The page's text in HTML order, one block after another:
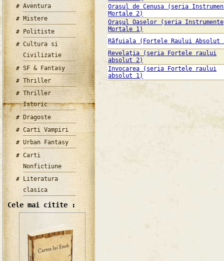
Aventura
Mistere
Politiste
Cultura si
Civilizatie
SF & Fantasy
Thriller
Thriller
Istoric
Dragoste
Carti Vampiri
Urban Fantasy
Carti
Nonfictiune
Literatura
clasica
Cele mai citite :
Orasul de Cenusa (seria
Mortale 2)
Oraşul Oaselor (seria Instrumente
Mortale 1)
Răfuiala (Fortele Raului Absolut
Revelaţia (seria Fortele raului
absolut 2)
Invocarea (seria Fortele raului
absolut 1)